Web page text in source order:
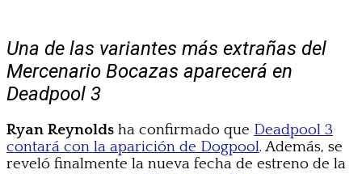
Una de las variantes más extrañas del
Mercenario Bocazas aparecerá en
Deadpool 3
Ryan Reynolds ha confirmado que Deadpool 3
contará con la aparición de Dogpool. Además, se
reveló finalmente la nueva fecha de estreno de la